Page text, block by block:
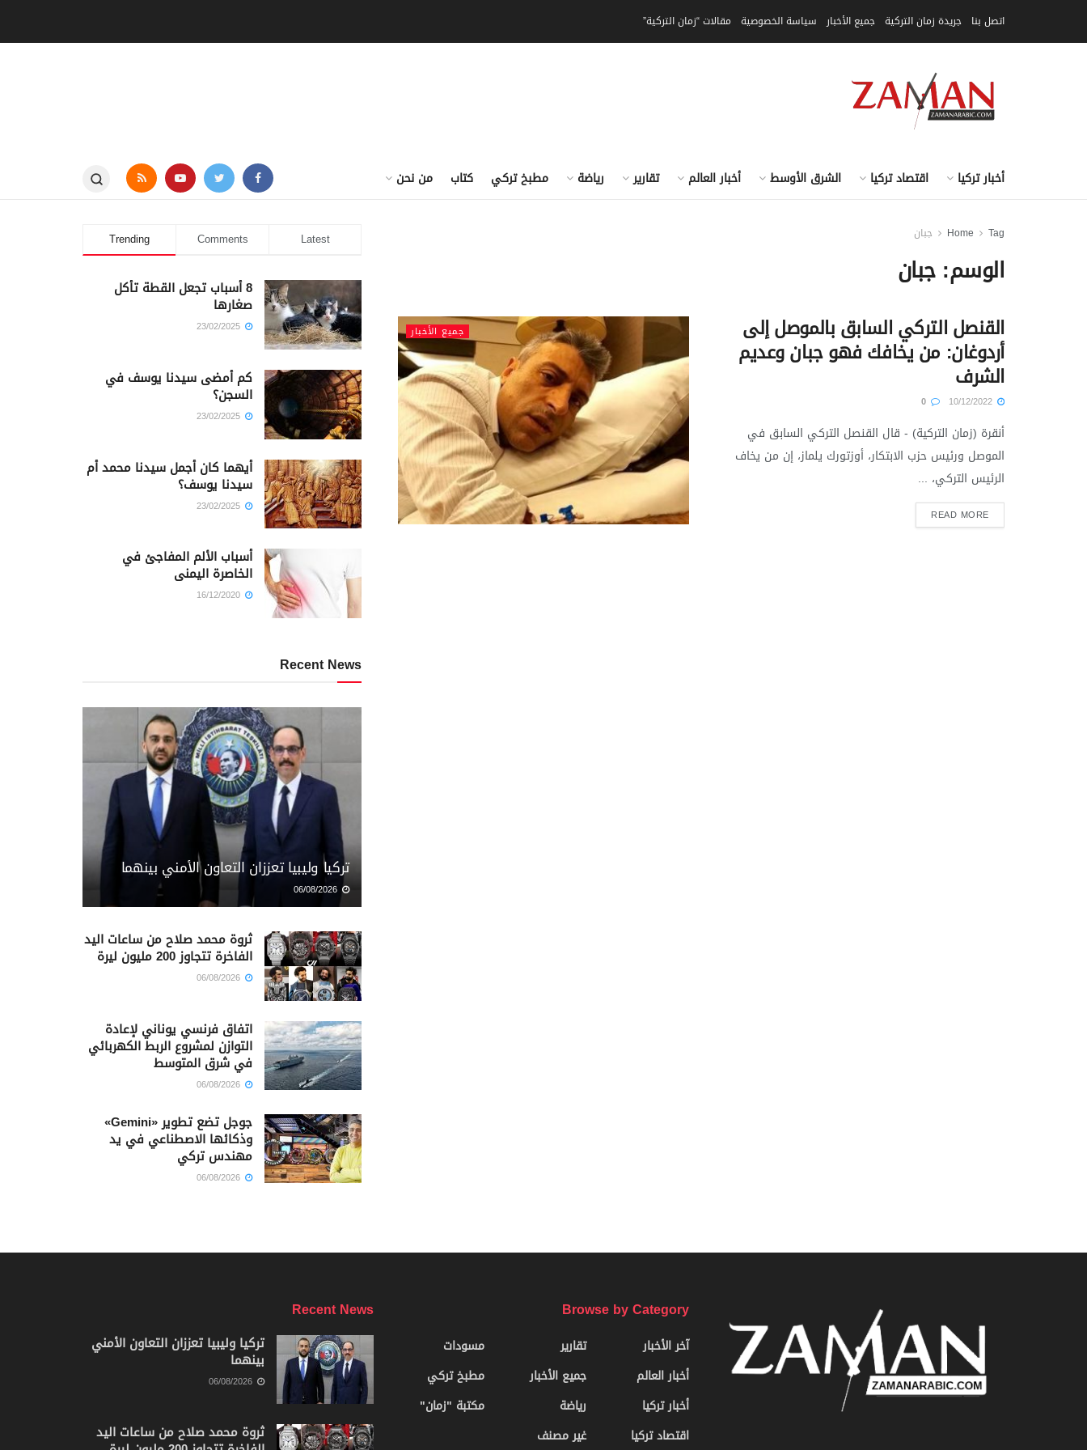
اتصل بنا جريدة زمان التركية جميع الأخبار سياسة الخصوصية مقالات “زمان التركية”
أخبار تركيا اقتصاد تركيا الشرق الأوسط أخبار العالم تقارير رياضة مطبخ تركي كتاب من نحن
Home Tag جبان
الوسم:جبان
جميع الأخبار القنصل التركي السابق بالموصل إلى
أردوغان: من يخافك فهو جبان وعديم
الشرف
أنقرة (زمان التركية) - قال القنصل التركي السابق في
الموصل ورئيس حزب الابتكار، أوزتورك يلماز، إن من يخاف
الرئيس التركي، ...
READ MORE
Trending Comments Latest
8 أسباب تجعل القطة تأكل
صغارها
كم أمضى سيدنا يوسف في
السجن؟
أيهما كان أجمل سيدنا محمد أم
سيدنا يوسف؟
أسباب الألم المفاجئ في
الخاصرة اليمنى
Recent News
تركيا وليبيا تعززان التعاون الأمني بينهما
ثروة محمد صلاح من ساعات اليد
الفاخرة تتجاوز 200 مليون ليرة
اتفاق فرنسي يوناني لإعادة
التوازن لمشروع الربط الكهربائي
في شرق المتوسط
جوجل تضع تطوير «Gemini»
وذكائها الاصطناعي في يد
مهندس تركي
Browse by Category
آخر الأخبار
أخبار العالم
أخبار تركيا
اقتصاد تركيا
تقارير
جميع الأخبار
رياضة
غير مصنف
مسودات
مطبخ تركي
مكتبة "زمان"
Recent News
تركيا وليبيا تعززان التعاون الأمني
بينهما
ثروة محمد صلاح من ساعات اليد